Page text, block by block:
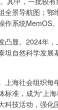
全景导航图；
系统MemOS。
显。2024年，
坦自然科学发
海社会组织每
准，成为“上
技活动，强化